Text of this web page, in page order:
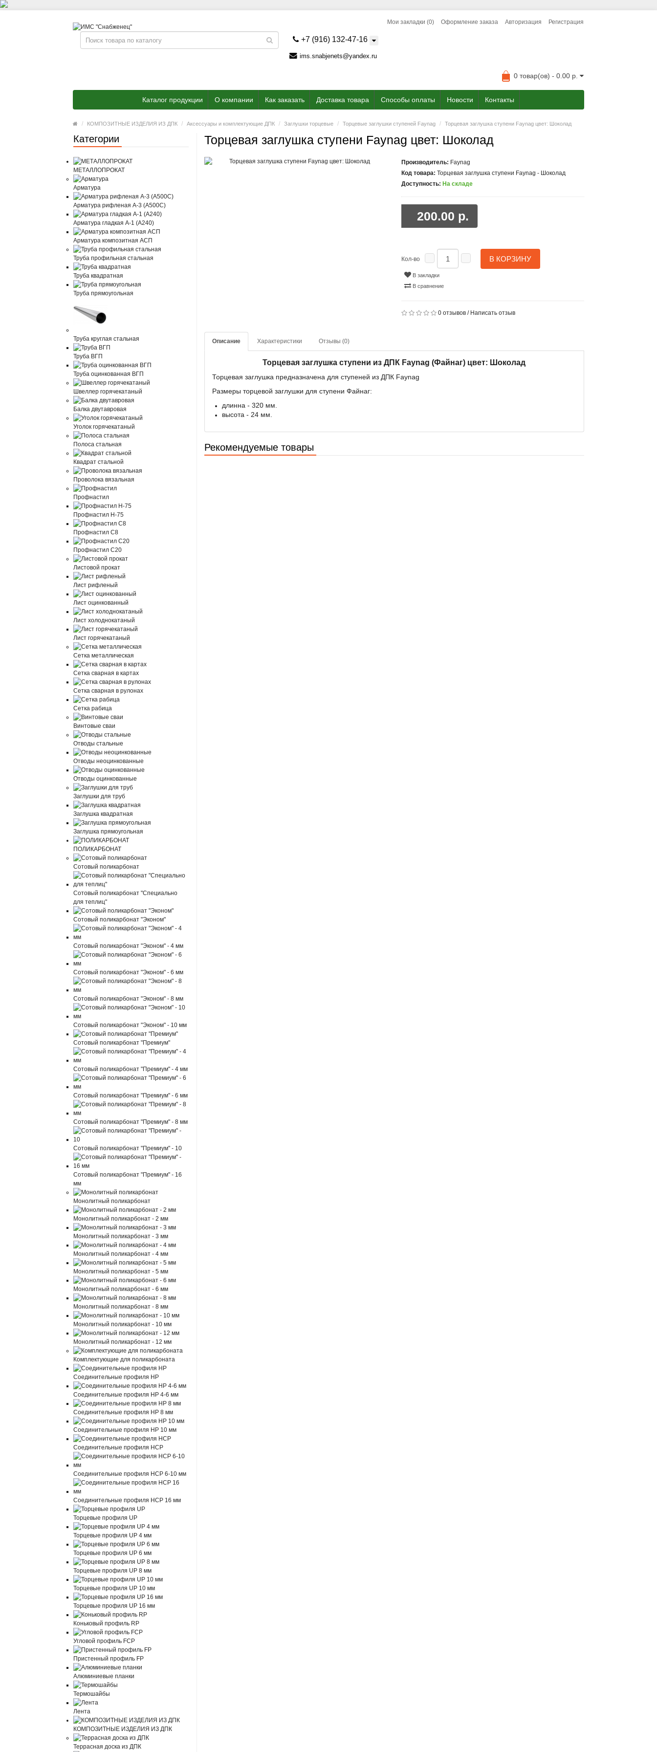
Авторизация Регистрация
Мои закладки (0) Оформление заказа
+7 (916) 132-47-16
ims.snabjenets@yandex.ru
0 товар(ов) - 0.00 р.
Каталог продукции О компании Как заказать Доставка товара Способы оплаты Новости Контакты
КОМПОЗИТНЫЕ ИЗДЕЛИЯ ИЗ ДПК Аксессуары и комплектующие ДПК Заглушки торцевые Торцевые заглушки ступеней Faynag Торцевая заглушка ступени Faynag цвет: Шоколад
Категории
МЕТАЛЛОПРОКАТ
Арматура
Арматура рифленая А-3 (А500С)
Арматура гладкая А-1 (А240)
Арматура композитная АСП
Труба профильная стальная
Труба квадратная
Труба прямоугольная
Труба круглая стальная
Труба ВГП
Труба оцинкованная ВГП
Швеллер горячекатаный
Балка двутавровая
Уголок горячекатаный
Полоса стальная
Квадрат стальной
Проволока вязальная
Профнастил
Профнастил Н-75
Профнастил С8
Профнастил С20
Листовой прокат
Лист рифленый
Лист оцинкованный
Лист холоднокатаный
Лист горячекатаный
Сетка металлическая
Сетка сварная в картах
Сетка сварная в рулонах
Сетка рабица
Винтовые сваи
Отводы стальные
Отводы неоцинкованные
Отводы оцинкованные
Заглушки для труб
Заглушка квадратная
Заглушка прямоугольная
ПОЛИКАРБОНАТ
Сотовый поликарбонат
Сотовый поликарбонат "Специально
для теплиц"
Сотовый поликарбонат "Эконом"
Сотовый поликарбонат "Эконом" - 4 мм
Сотовый поликарбонат "Эконом" - 6 мм
Сотовый поликарбонат "Эконом" - 8 мм
Сотовый поликарбонат "Эконом" - 10 мм
Сотовый поликарбонат "Премиум"
Сотовый поликарбонат "Премиум" - 4 мм
Сотовый поликарбонат "Премиум" - 6 мм
Сотовый поликарбонат "Премиум" - 8 мм
Сотовый поликарбонат "Премиум" - 10
Сотовый поликарбонат "Премиум" - 16
мм
Монолитный поликарбонат
Монолитный поликарбонат - 2 мм
Монолитный поликарбонат - 3 мм
Монолитный поликарбонат - 4 мм
Монолитный поликарбонат - 5 мм
Монолитный поликарбонат - 6 мм
Монолитный поликарбонат - 8 мм
Монолитный поликарбонат - 10 мм
Монолитный поликарбонат - 12 мм
Комплектующие для поликарбоната
Соединительные профиля HP
Соединительные профиля HP 4-6 мм
Соединительные профиля HP 8 мм
Соединительные профиля HP 10 мм
Соединительные профиля HCP
Соединительные профиля HCP 6-10 мм
Соединительные профиля HCP 16 мм
Торцевые профиля UP
Торцевые профиля UP 4 мм
Торцевые профиля UP 6 мм
Торцевые профиля UP 8 мм
Торцевые профиля UP 10 мм
Торцевые профиля UP 16 мм
Коньковый профиль RP
Угловой профиль FCP
Пристенный профиль FP
Алюминиевые планки
Термошайбы
Лента
КОМПОЗИТНЫЕ ИЗДЕЛИЯ ИЗ ДПК
Террасная доска из ДПК
Торцевая заглушка ступени Faynag цвет: Шоколад
Производитель: Faynag
Код товара: Торцевая заглушка ступени Faynag - Шоколад
Доступность: На складе
200.00 р.
Кол-во В КОРЗИНУ
В закладки
В сравнение
0 отзывов / Написать отзыв
Описание Характеристики Отзывы (0)
Торцевая заглушка ступени из ДПК Faynag (Файнаг) цвет: Шоколад
Торцевая заглушка предназначена для ступеней из ДПК Faynag
Размеры торцевой заглушки для ступени Файнаг:
длинна - 320 мм.
высота - 24 мм.
Рекомендуемые товары